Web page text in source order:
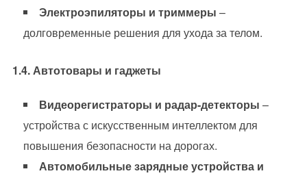
Электроэпиляторы и триммеры –
долговременные решения для ухода за телом.
1.4. Автотовары и гаджеты
Видеорегистраторы и радар-детекторы –
устройства с искусственным интеллектом для
повышения безопасности на дорогах.
Автомобильные зарядные устройства и